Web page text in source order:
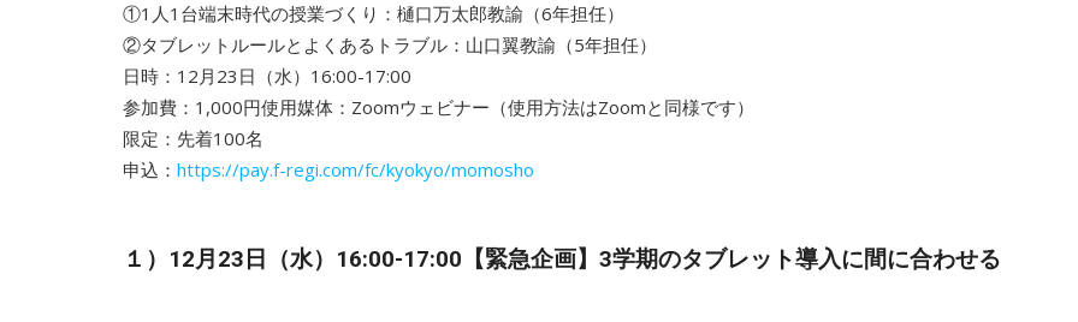
①1人1台端末時代の授業づくり：樋口万太郎教諭（6年担任）
②タブレットルールとよくあるトラブル：山口翼教諭（5年担任）
日時：12月23日（水）16:00-17:00
参加費：1,000円使用媒体：Zoomウェビナー（使用方法はZoomと同様です）
限定：先着100名
申込： https://pay.f-regi.com/fc/kyokyo/momosho
１）12月23日（水）16:00-17:00【緊急企画】3学期のタブレット導入に間に合わせる